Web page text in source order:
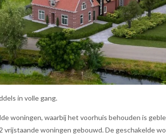
in volle gang.
woningen, waarbij het voorhuis behouden is
woningen gebouwd. De geschakelde